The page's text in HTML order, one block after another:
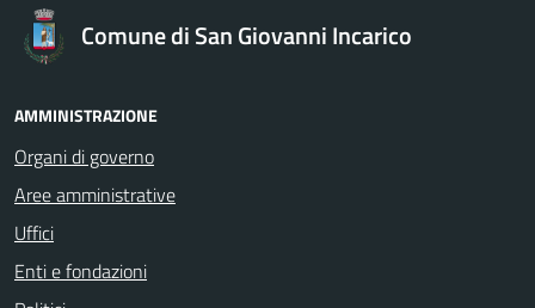
Comune di San Giovanni Incarico
AMMINISTRAZIONE
Organi di governo
Aree amministrative
Uffici
Enti e fondazioni